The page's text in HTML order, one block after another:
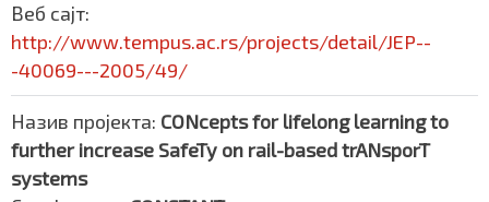
Веб сајт:
http://www.tempus.ac.rs/projects/detail/JEP--
-40069---2005/49/
Назив пројекта: CONcepts for lifelong learning to
further increase SafeTy on rail-based trANsporT
systems